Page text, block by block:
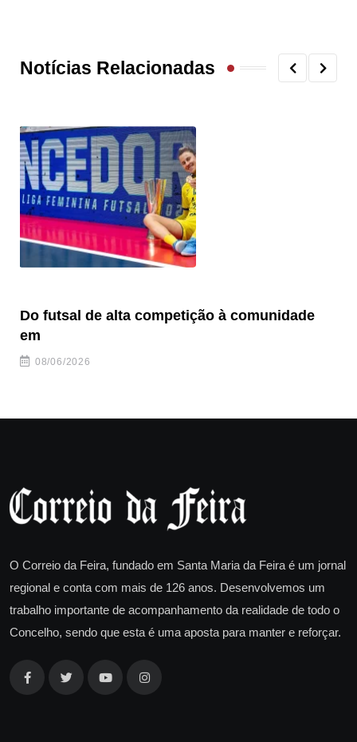
Notícias Relacionadas
Do futsal de alta competição à comunidade
em
08/06/2026
O Correio da Feira, fundado em Santa Maria da Feira é um jornal
regional e conta com mais de 126 anos. Desenvolvemos um
trabalho importante de acompanhamento da realidade de todo o
Concelho, sendo que esta é uma aposta para manter e reforçar.